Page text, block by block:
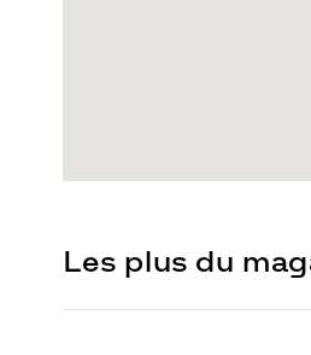
Les plus du